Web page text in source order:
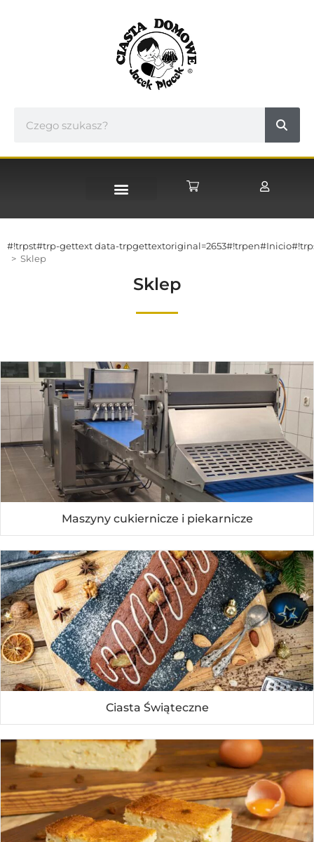
#!trpst#trp-gettext data-
> Sklep
Sklep
Maszyny cukiernicze i piekarnicze
Ciasta Świąteczne